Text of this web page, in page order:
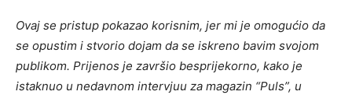
Ovaj se pristup pokazao korisnim, jer mi je omogućio da
se opustim i stvorio dojam da se iskreno bavim svojom
publikom. Prijenos je završio besprijekorno, kako je
istaknuo u nedavnom intervjuu za magazin “Puls”, u